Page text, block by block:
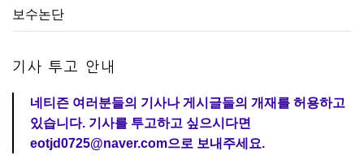
보수논단
기사 투고 안내
네티즌 여러분들의 기사나 게시글들의 개재를 허용하고
있습니다. 기사를 투고하고 싶으시다면
eotjd0725@naver.com으로 보내주세요.